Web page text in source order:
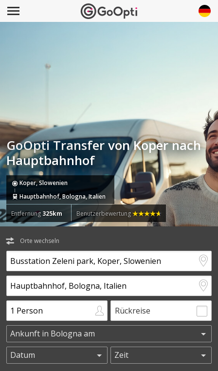
GoOpti Transfer von Koper nach
Hauptbahnhof
Koper, Slowenien
Hauptbahnhof, Bologna, Italien
Entfernung 325km Benutzerbewertung
Orte wechseln
Rückreise